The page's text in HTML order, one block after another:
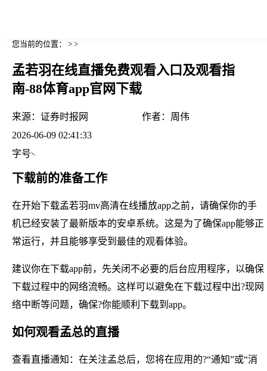
您当前的位置： > >
孟若羽在线直播免费观看入口及观看指
南-88体育app官网下载
来源： 证券时报网 作者： 周伟
2026-06-09 02:41:33
字号
下载前的准备工作
在开始下载孟若羽mv高清在线播放app之前，请确保你的手
机已经安装了最新版本的安卓系统。这是为了确保app能够正
常运行，并且能够享受到最佳的观看体验。
建议你在下载app前，先关闭不必要的后台应用程序，以确保
下载过程中的网络流畅。这样可以避免在下载过程中出?现网
络中断等问题，确保?你能顺利下载到app。
如何观看孟总的直播
查看直播通知：在关注孟总后，您将在应用的?“通知”或“消